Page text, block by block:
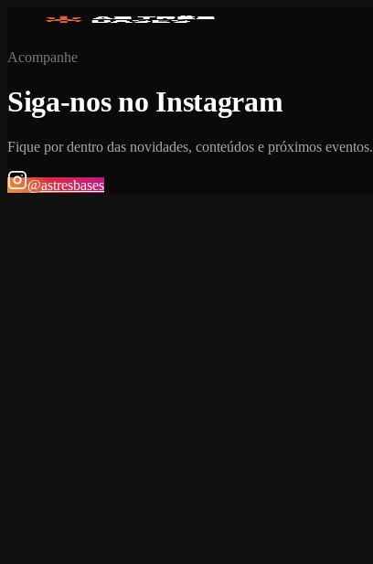
Acompanhe
Siga-nos no Instagram
Fique por dentro das novidades, conteúdos e próximos eventos.
@astresbases